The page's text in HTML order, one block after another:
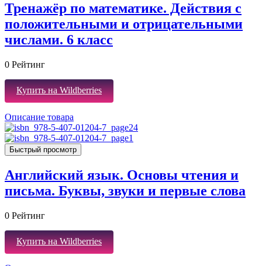
Тренажёр по математике. Действия с
положительными и отрицательными
числами. 6 класс
0 Рейтинг
Купить на Wildberries
Описание товара
Быстрый просмотр
Английский язык. Основы чтения и
письма. Буквы, звуки и первые слова
0 Рейтинг
Купить на Wildberries